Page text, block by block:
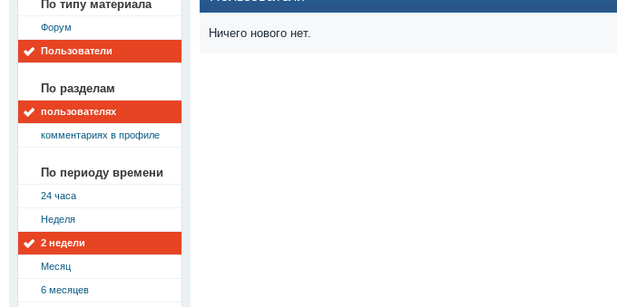
По типу материала
Форум
Пользователи
По разделам
пользователях
комментариях в профиле
По периоду времени
24 часа
Неделя
2 недели
Месяц
6 месяцев
Ничего нового нет.